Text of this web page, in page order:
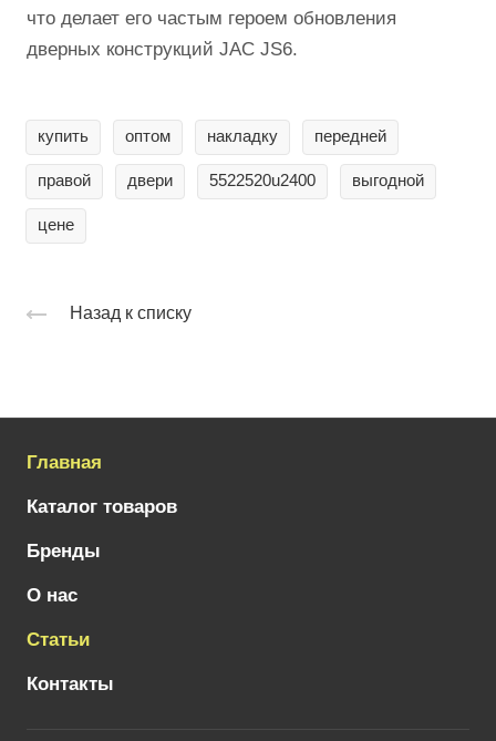
что делает его частым героем обновления
дверных конструкций JAC JS6.
купить оптом накладку передней
правой двери 5522520u2400 выгодной
цене
Назад к списку
Главная
Каталог товаров
Бренды
О нас
Статьи
Контакты